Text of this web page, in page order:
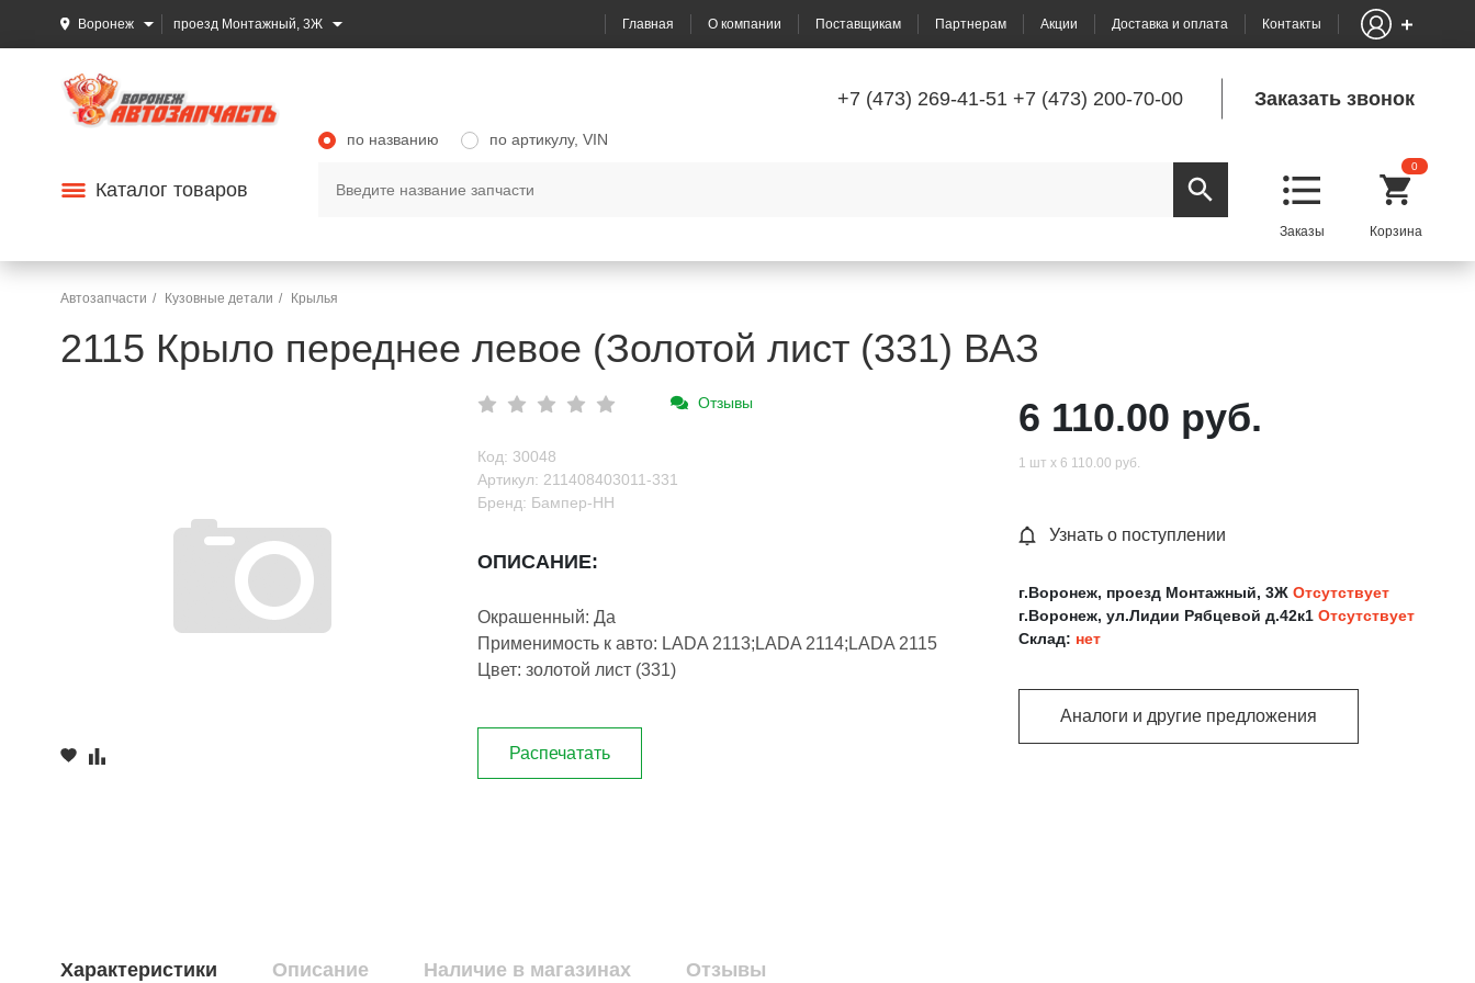
Воронеж проезд Монтажный, 3Ж Главная О компании Поставщикам Партнерам Акции Доставка и оплата Контакты
+7 (473) 269-41-51 +7 (473) 200-70-00 Заказать звонок
Каталог товаров
по названию по артикулу, VIN
0
Автозапчасти Кузовные детали Крылья
2115 Крыло переднее левое (Золотой лист (331) ВАЗ
Отзывы
Код: 30048
Артикул: 211408403011-331
Бренд: Бампер-НН
ОПИСАНИЕ:
Окрашенный: Да
Применимость к авто: LADA 2113;LADA 2114;LADA 2115
Цвет: золотой лист (331)
Распечатать
6 110.00 руб.
1 шт х 6 110.00 руб.
Узнать о поступлении
г.Воронеж, проезд Монтажный, 3Ж Отсутствует
г.Воронеж, ул.Лидии Рябцевой д.42к1 Отсутствует
Склад: нет
Аналоги и другие предложения
Характеристики Описание Наличие в магазинах Отзывы